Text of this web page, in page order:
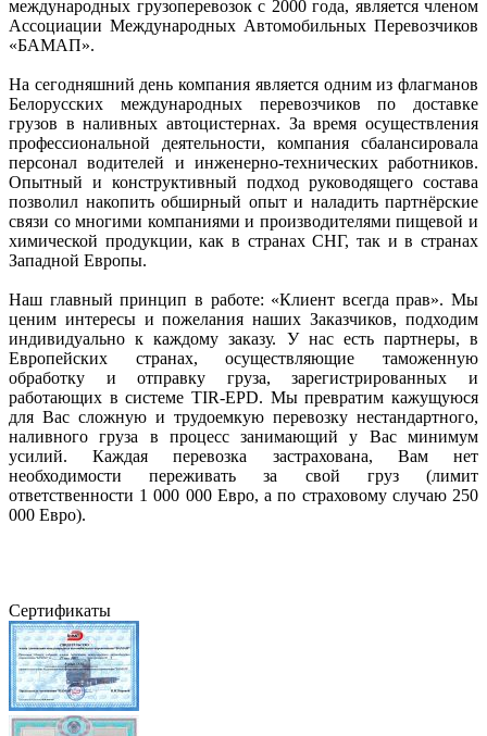
международных грузоперевозок с 2000 года, является членом
Ассоциации Международных Автомобильных Перевозчиков
«БАМАП».
На сегодняшний день компания является одним из флагманов
Белорусских международных перевозчиков по доставке
грузов в наливных автоцистернах. За время осуществления
профессиональной деятельности, компания сбалансировала
персонал водителей и инженерно-технических работников.
Опытный и конструктивный подход руководящего состава
позволил накопить обширный опыт и наладить партнёрские
связи со многими компаниями и производителями пищевой и
химической продукции, как в странах СНГ, так и в странах
Западной Европы.
Наш главный принцип в работе: «Клиент всегда прав». Мы
ценим интересы и пожелания наших Заказчиков, подходим
индивидуально к каждому заказу. У нас есть партнеры, в
Европейских странах, осуществляющие таможенную
обработку и отправку груза, зарегистрированных и
работающих в системе TIR-EPD. Мы превратим кажущуюся
для Вас сложную и трудоемкую перевозку нестандартного,
наливного груза в процесс занимающий у Вас минимум
усилий. Каждая перевозка застрахована, Вам нет
необходимости переживать за свой груз (лимит
ответственности 1 000 000 Евро, а по страховому случаю 250
000 Евро).
Сертификаты